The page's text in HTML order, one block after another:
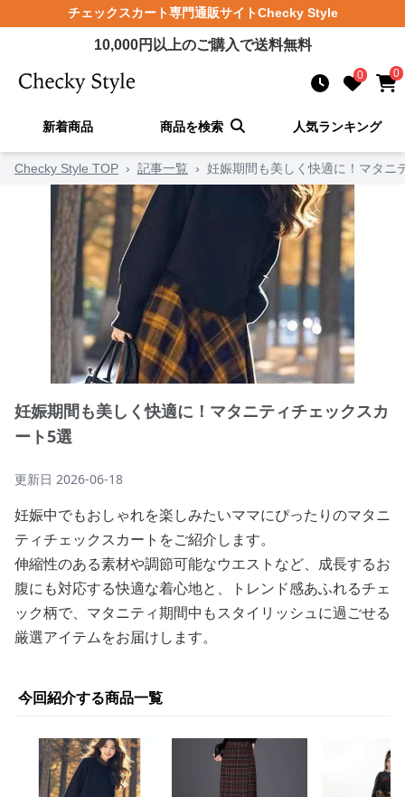
チェックスカート専門通販サイトChecky Style
10,000円以上のご購入で送料無料
0 0
新着商品 商品を検索 人気ランキング
Checky Style TOP › 記事一覧 › 妊娠期間も美しく快適に！マタニ
妊娠期間も美しく快適に！マタニティチェックスカ
ート5選
更新日 2026-06-18
妊娠中でもおしゃれを楽しみたいママにぴったりのマタニ
ティチェックスカートをご紹介します。
伸縮性のある素材や調節可能なウエストなど、成長するお
腹にも対応する快適な着心地と、トレンド感あふれるチェ
ック柄で、マタニティ期間中もスタイリッシュに過ごせる
厳選アイテムをお届けします。
今回紹介する商品一覧